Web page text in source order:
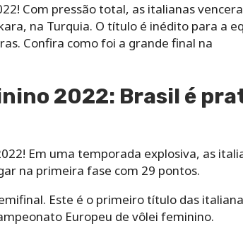
Com pressão total, as italianas
na Turquia. O título é inédito para a
Confira como foi a grande final na
2022: Brasil é
Em uma temporada explosiva, as
na primeira fase com 29 pontos.
Este é o primeiro título das
Europeu de vôlei feminino.